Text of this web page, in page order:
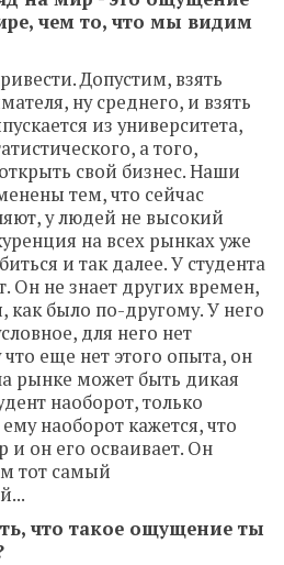
чем то, что мы видим
Допустим, взять
ну среднего, и взять
из университета,
а того,
свой бизнес. Наши
тем, что сейчас
у людей не высокий
на всех рынках уже
и так далее. У студента
Он не знает других времен,
как было по-другому. У него
для него нет
еще нет этого опыта, он
рынке может быть дикая
наоборот, только
ему наоборот кажется, что
он его осваивает. Он
тот самый
что такое ощущение ты